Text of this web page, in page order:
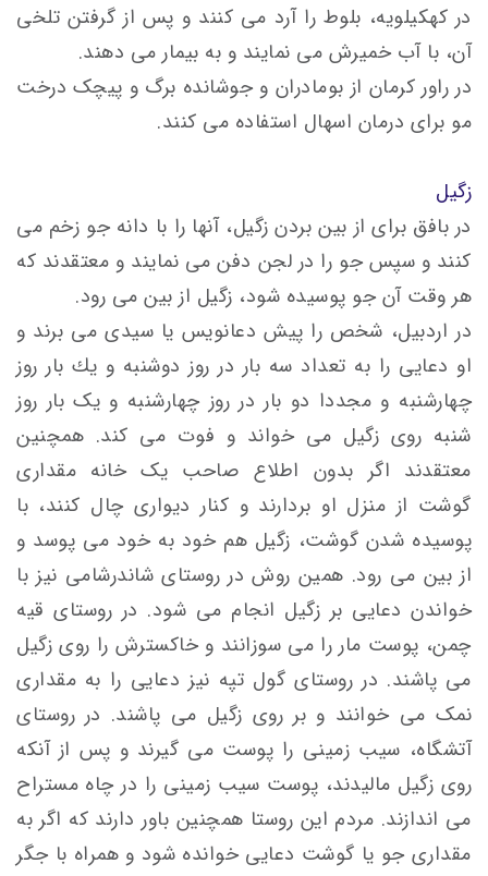
در کهکیلویه، بلوط را آرد می کنند و پس از گرفتن تلخی
آن، با آب خمیرش می نمایند و به بیمار می دهند.
در راور کرمان از بومادران و جوشانده برگ و پیچک درخت
مو برای درمان اسهال استفاده می کنند.
زگیل
در بافق برای از بین بردن زگیل، آنها را با دانه جو زخم می
کنند و سپس جو را در لجن دفن می نمایند و معتقدند که
هر وقت آن جو پوسیده شود، زگیل از بین می رود.
در اردبيل، شخص را پيش دعانويس يا سيدی می برند و
او دعايی را به تعداد سه بار در روز دوشنبه و يك بار روز
چهارشنبه و مجددا دو بار در روز چهارشنبه و يک بار روز
شنبه روی زگيل می خواند و فوت می كند. همچنين
معتقدند اگر بدون اطلاع صاحب یک خانه مقداری
گوشت از منزل او بردارند و كنار ديواری چال كنند، با
پوسيده شدن گوشت، زگيل هم خود به خود می پوسد و
از بین می رود. همين روش در روستای شاندرشامی نيز با
خواندن دعايی بر زگيل انجام می شود. در روستای قيه
چمن، پوست مار را می سوزانند و خاكسترش را روی زگيل
می پاشند. در روستای گول تپه نیز دعايی را به مقداری
نمک می خوانند و بر روی زگيل می پاشند. در روستای
آتشگاه، سيب زمينی را پوست می گیرند و پس از آنكه
روی زگيل ماليدند، پوست سيب زمينی را در چاه مستراح
می اندازند. مردم اين روستا همچنین باور دارند که اگر به
مقداری جو يا گوشت دعايی خوانده شود و همراه با جگر